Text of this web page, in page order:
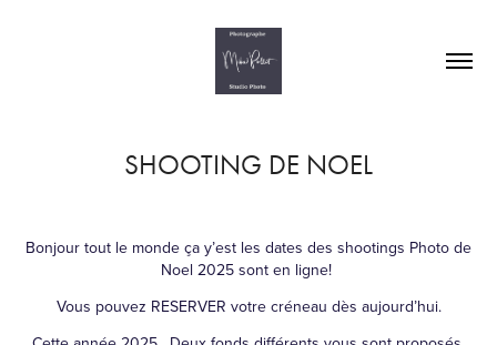
SHOOTING DE NOEL
Bonjour tout le monde ça y’est les dates des shootings Photo de
Noel 2025 sont en ligne!
Vous pouvez RESERVER votre créneau dès aujourd’hui.